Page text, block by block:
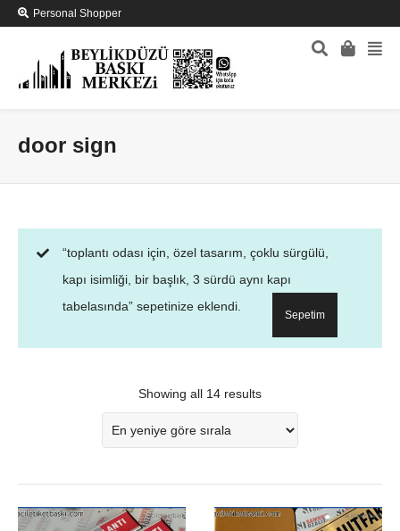
Personal Shopper
door sign
“toplantı odası için, özel tasarım, çoklu sürgülü,
kapı isimliği, bir başlık, 3 sürdü aynı kapı
tabelasında” sepetinize eklendi.
Sepetim
Showing all 14 results